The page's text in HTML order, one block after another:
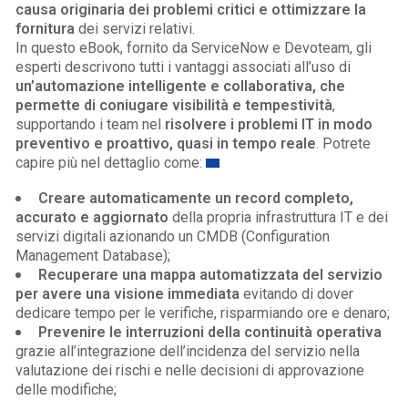
causa originaria dei problemi critici e ottimizzare la
fornitura dei servizi relativi.
In questo eBook, fornito da ServiceNow e Devoteam, gli
esperti descrivono tutti i vantaggi associati all’uso di
un’automazione intelligente e collaborativa, che
permette di coniugare visibilità e tempestività,
supportando i team nel risolvere i problemi IT in modo
preventivo e proattivo, quasi in tempo reale . Potrete
capire più nel dettaglio come:
Creare automaticamente un record completo,
accurato e aggiornato della propria infrastruttura IT e dei
servizi digitali azionando un CMDB (Configuration
Management Database);
Recuperare una mappa automatizzata del servizio
per avere una visione immediata evitando di dover
dedicare tempo per le verifiche, risparmiando ore e denaro;
Prevenire le interruzioni della continuità operativa
grazie all’integrazione dell’incidenza del servizio nella
valutazione dei rischi e nelle decisioni di approvazione
delle modifiche;